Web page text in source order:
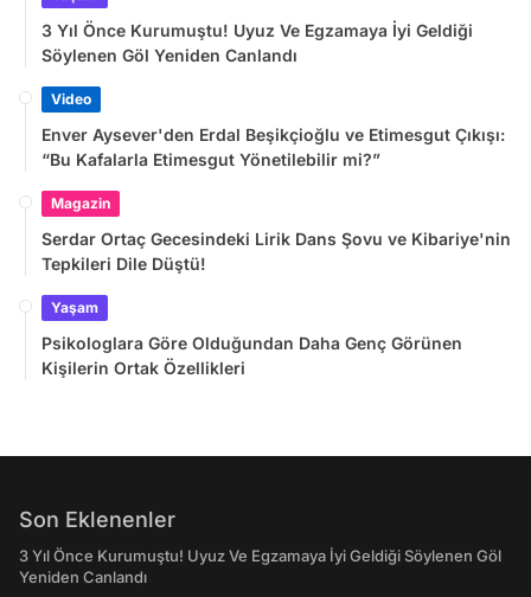
3 Yıl Önce Kurumuştu! Uyuz Ve Egzamaya İyi Geldiği
Söylenen Göl Yeniden Canlandı
Video
Enver Aysever'den Erdal Beşikçioğlu ve Etimesgut Çıkışı:
“Bu Kafalarla Etimesgut Yönetilebilir mi?”
Magazin
Serdar Ortaç Gecesindeki Lirik Dans Şovu ve Kibariye'nin
Tepkileri Dile Düştü!
Yaşam
Psikologlara Göre Olduğundan Daha Genç Görünen
Kişilerin Ortak Özellikleri
Son Eklenenler
3 Yıl Önce Kurumuştu! Uyuz Ve Egzamaya İyi Geldiği Söylenen Göl
Yeniden Canlandı